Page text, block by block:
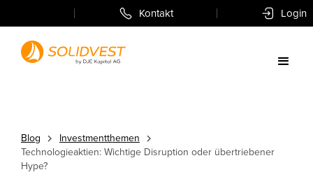
Kontakt Login
Blog
Investmentthemen
Technologieaktien: Wichtige Disruption oder übertriebener
Hype?